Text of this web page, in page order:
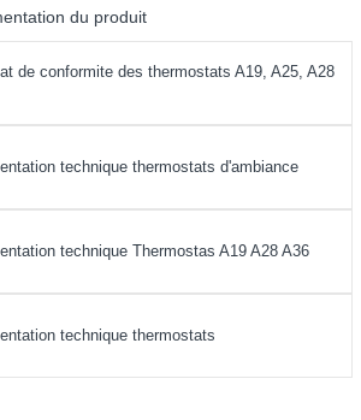
du produit
de conformite des thermostats A19, A25, A28
technique thermostats d'ambiance
technique Thermostas A19 A28 A36
technique thermostats